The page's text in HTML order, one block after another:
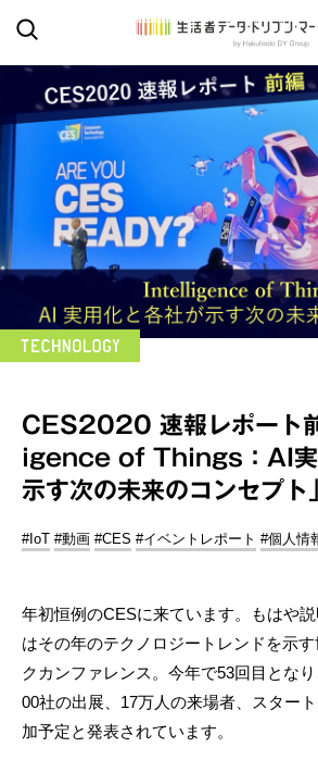
CES2020 速報レポート
igence of Things：AI実
示す次の未来のコンセプト
#IoT #動画 #CES #イベントレポート #個人情
年初恒例のCESに来ています。もはや
はその年のテクノロジートレンドを示
クカンファレンス。今年で53回目とな
00社の出展、17万人の来場者、スター
加予定と発表されています。